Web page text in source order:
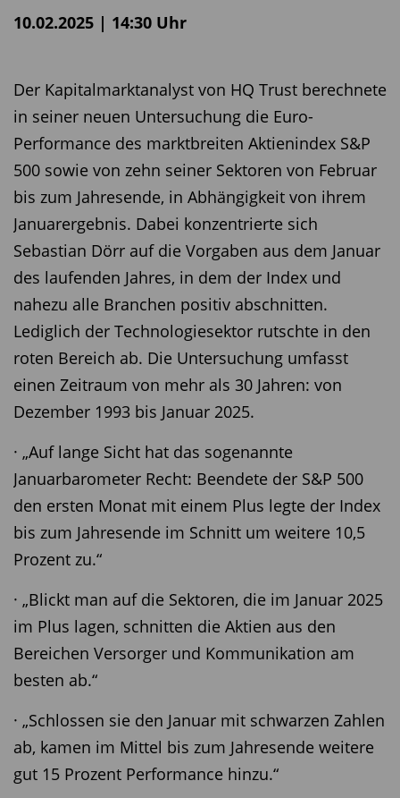
10.02.2025 | 14:30 Uhr
Der Kapitalmarktanalyst von HQ Trust berechnete
in seiner neuen Untersuchung die Euro-
Performance des marktbreiten Aktienindex S&P
500 sowie von zehn seiner Sektoren von Februar
bis zum Jahresende, in Abhängigkeit von ihrem
Januarergebnis. Dabei konzentrierte sich
Sebastian Dörr auf die Vorgaben aus dem Januar
des laufenden Jahres, in dem der Index und
nahezu alle Branchen positiv abschnitten.
Lediglich der Technologiesektor rutschte in den
roten Bereich ab. Die Untersuchung umfasst
einen Zeitraum von mehr als 30 Jahren: von
Dezember 1993 bis Januar 2025.
· „Auf lange Sicht hat das sogenannte
Januarbarometer Recht: Beendete der S&P 500
den ersten Monat mit einem Plus legte der Index
bis zum Jahresende im Schnitt um weitere 10,5
Prozent zu.“
· „Blickt man auf die Sektoren, die im Januar 2025
im Plus lagen, schnitten die Aktien aus den
Bereichen Versorger und Kommunikation am
besten ab.“
· „Schlossen sie den Januar mit schwarzen Zahlen
ab, kamen im Mittel bis zum Jahresende weitere
gut 15 Prozent Performance hinzu.“